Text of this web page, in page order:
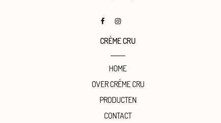
CRÈME CRU
HOME
OVER CRÈME CRU
PRODUCTEN
CONTACT